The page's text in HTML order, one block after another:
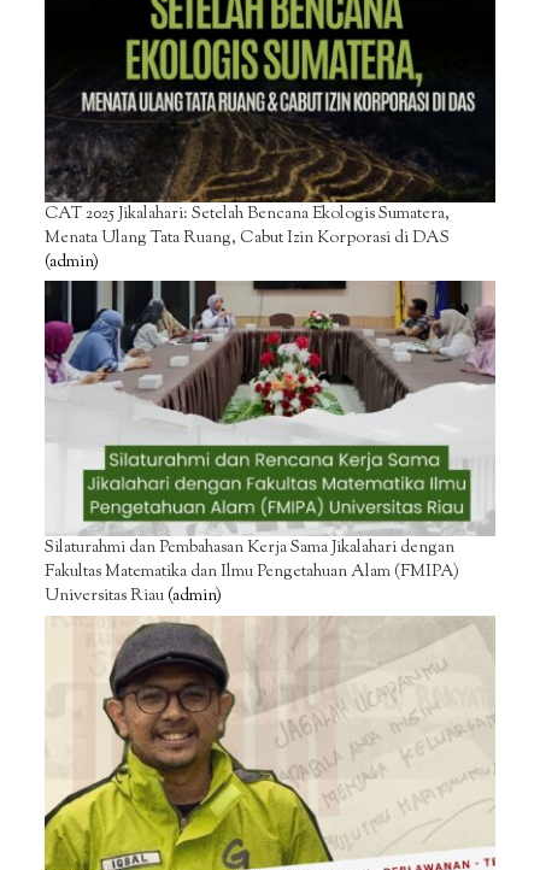
CAT 2025 Jikalahari: Setelah Bencana Ekologis Sumatera,
Menata Ulang Tata Ruang, Cabut Izin Korporasi di DAS
(admin)
Silaturahmi dan Pembahasan Kerja Sama Jikalahari dengan
Fakultas Matematika dan Ilmu Pengetahuan Alam (FMIPA)
Universitas Riau(admin)